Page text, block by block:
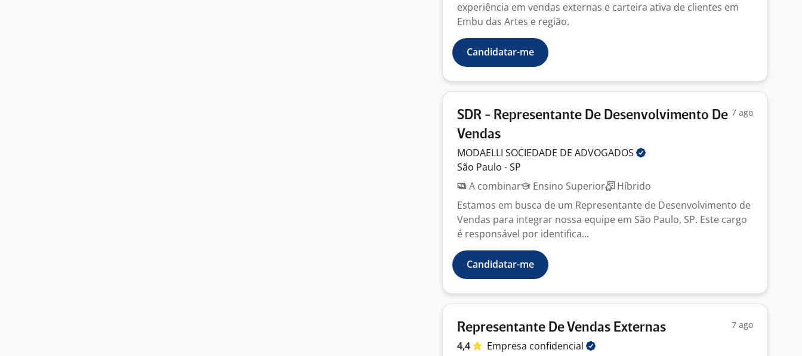
experiência em vendas externas e carteira ativa de clientes em
Embu das Artes e região.
Candidatar-me
SDR - Representante De Desenvolvimento De
Vendas
7 ago
MODAELLI SOCIEDADE DE ADVOGADOS
São Paulo - SP
A combinar
Ensino Superior
Híbrido
Estamos em busca de um Representante de Desenvolvimento de
Vendas para integrar nossa equipe em São Paulo, SP. Este cargo
é responsável por identifica...
Candidatar-me
Representante De Vendas Externas 7 ago
4,4 Empresa confidencial